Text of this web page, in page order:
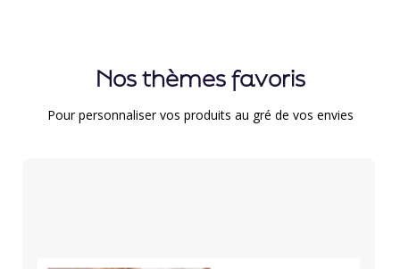
Nos thèmes favoris
Pour personnaliser vos produits au gré de vos envies